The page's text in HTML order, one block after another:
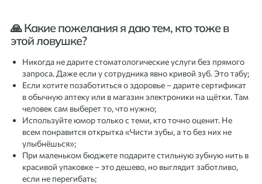
🙏 Какие пожелания я даю тем, кто тоже в
этой ловушке?
Никогда не дарите стоматологические услуги без прямого
запроса. Даже если у сотрудника явно кривой зуб. Это табу;
Если хотите позаботиться о здоровье – дарите сертификат
в обычную аптеку или в магазин электроники на щётки. Там
человек сам выберет то, что нужно;
Используйте юмор только с теми, кто точно оценит. Не
всем понравится открытка «Чисти зубы, а то без них не
улыбнёшься»;
При маленьком бюджете подарите стильную зубную нить в
красивой упаковке – это дешево, но выглядит заботливо,
если не перегибать;